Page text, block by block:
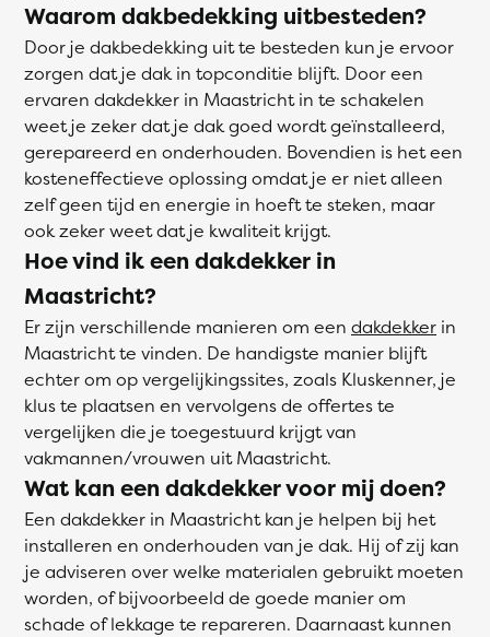
Waarom dakbedekking uitbesteden?
Door je dakbedekking uit te besteden kun je ervoor
zorgen dat je dak in topconditie blijft. Door een
ervaren dakdekker in Maastricht in te schakelen
weet je zeker dat je dak goed wordt geïnstalleerd,
gerepareerd en onderhouden. Bovendien is het een
kosteneffectieve oplossing omdat je er niet alleen
zelf geen tijd en energie in hoeft te steken, maar
ook zeker weet dat je kwaliteit krijgt.
Hoe vind ik een dakdekker in
Maastricht?
Er zijn verschillende manieren om een dakdekker in
Maastricht te vinden. De handigste manier blijft
echter om op vergelijkingssites, zoals Kluskenner, je
klus te plaatsen en vervolgens de offertes te
vergelijken die je toegestuurd krijgt van
vakmannen/vrouwen uit Maastricht.
Wat kan een dakdekker voor mij doen?
Een dakdekker in Maastricht kan je helpen bij het
installeren en onderhouden van je dak. Hij of zij kan
je adviseren over welke materialen gebruikt moeten
worden, of bijvoorbeeld de goede manier om
schade of lekkage te repareren. Daarnaast kunnen